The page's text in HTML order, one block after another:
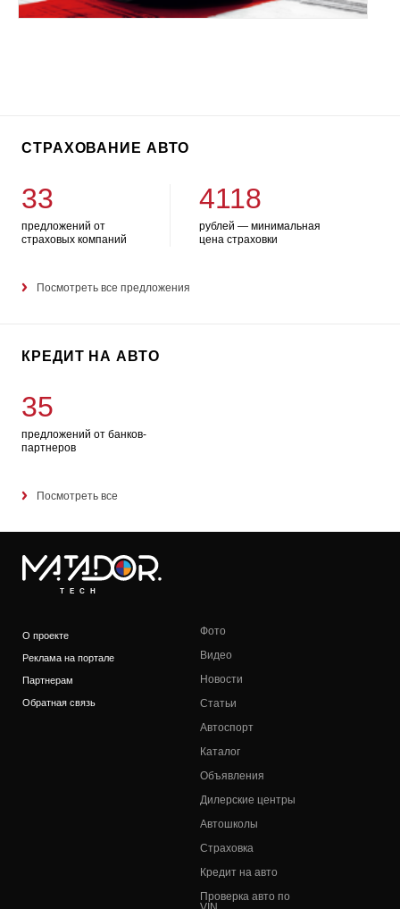
СТРАХОВАНИЕ АВТО
33
предложений от
страховых компаний
4118
рублей — минимальная
цена страховки
Посмотреть все предложения
КРЕДИТ НА АВТО
35
предложений от банков-
партнеров
Посмотреть все
TECH
О проекте
Реклама на портале
Партнерам
Обратная связь
Фото
Видео
Новости
Статьи
Автоспорт
Каталог
Объявления
Дилерские центры
Автошколы
Страховка
Кредит на авто
Проверка авто по